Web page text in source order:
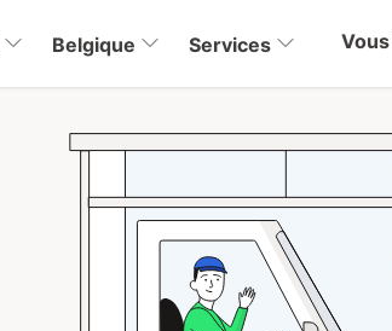
Belgique Services